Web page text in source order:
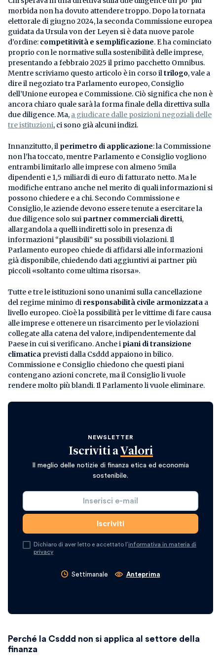
morbida non ha dovuto attendere troppo. Dopo la tornata
elettorale di giugno 2024, la seconda Commissione europea
guidata da Ursula von der Leyen si è data nuove parole
d’ordine: competitività e semplificazione. E ha cominciato
proprio con le normative sulla sostenibilità delle imprese,
presentando a febbraio 2025 il primo pacchetto Omnibus.
Mentre scriviamo questo articolo è in corso iltrilogo, vale a
dire il negoziato tra Parlamento europeo, Consiglio
dell’Unione europea e Commissione. Ciò significa che non è
ancora chiaro quale sarà la forma finale della direttiva sulla
due diligence. Ma, a giudicare dalle posizioni negoziali delle
tre istituzioni, ci sono già alcuni indizi.
Innanzitutto, il perimetro di applicazione: la Commissione
non l’ha toccato, mentre Parlamento e Consiglio vogliono
entrambi limitarlo alle imprese con almeno 5mila
dipendenti e 1,5 miliardi di euro di fatturato netto. Ma le
modifiche entrano anche nel merito di quali informazioni si
possono chiedere e a chi. Secondo Commissione e
Consiglio, le aziende devono essere tenute a esercitare la
due diligence solo sui partner commerciali diretti,
allargandola a quelli indiretti solo in presenza di
informazioni “plausibili” su possibili violazioni. Il
Parlamento europeo chiede di affidarsi alle informazioni
già disponibile, chiedendo dati aggiuntivi ai partner più
piccoli «soltanto come ultima risorsa».
Tutte e tre le istituzioni sono unanimi sulla cancellazione
del regime minimo di responsabilità civile armonizzata a
livello europeo. Cioè la possibilità per le vittime di fare causa
alle imprese e ottenere un risarcimento per le violazioni
collegate alla catena del valore, indipendentemente dal
Paese in cui si verificano. Anche i piani di transizione
climatica previsti dalla Csddd appaiono in bilico.
Commissione e Consiglio chiedono che questi piani
contengano azioni concrete, ma il Consiglio li vuole
rendere molto più blandi. Il Parlamento li vuole eliminare.
NEWSLETTER
Iscriviti a Valori
Il meglio delle notizie di finanza etica ed economia
sostenibile.
Dichiaro di aver letto e accettato l’informativa in materia di
privacy
Settimanale Anteprima
Perché la Csddd non si applica al settore della
finanza